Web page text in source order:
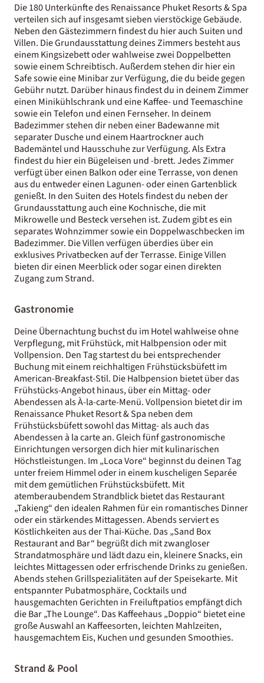
Die 180 Unterkünfte des Renaissance Phuket Resorts & Spa
verteilen sich auf insgesamt sieben vierstöckige Gebäude.
Neben den Gästezimmern findest du hier auch Suiten und
Villen. Die Grundausstattung deines Zimmers besteht aus
einem Kingsizebett oder wahlweise zwei Doppelbetten
sowie einem Schreibtisch. Außerdem stehen dir hier ein
Safe sowie eine Minibar zur Verfügung, die du beide gegen
Gebühr nutzt. Darüber hinaus findest du in deinem Zimmer
einen Minikühlschrank und eine Kaffee- und Teemaschine
sowie ein Telefon und einen Fernseher. In deinem
Badezimmer stehen dir neben einer Badewanne mit
separater Dusche und einem Haartrockner auch
Bademäntel und Hausschuhe zur Verfügung. Als Extra
findest du hier ein Bügeleisen und -brett. Jedes Zimmer
verfügt über einen Balkon oder eine Terrasse, von denen
aus du entweder einen Lagunen- oder einen Gartenblick
genießt. In den Suiten des Hotels findest du neben der
Grundausstattung auch eine Kochnische, die mit
Mikrowelle und Besteck versehen ist. Zudem gibt es ein
separates Wohnzimmer sowie ein Doppelwaschbecken im
Badezimmer. Die Villen verfügen überdies über ein
exklusives Privatbecken auf der Terrasse. Einige Villen
bieten dir einen Meerblick oder sogar einen direkten
Zugang zum Strand.
Gastronomie
Deine Übernachtung buchst du im Hotel wahlweise ohne
Verpflegung, mit Frühstück, mit Halbpension oder mit
Vollpension. Den Tag startest du bei entsprechender
Buchung mit einem reichhaltigen Frühstücksbüfett im
American-Breakfast-Stil. Die Halbpension bietet über das
Frühstücks-Angebot hinaus, über ein Mittag- oder
Abendessen als À-la-carte-Menü. Vollpension bietet dir im
Renaissance Phuket Resort & Spa neben dem
Frühstücksbüfett sowohl das Mittag- als auch das
Abendessen à la carte an. Gleich fünf gastronomische
Einrichtungen versorgen dich hier mit kulinarischen
Höchstleistungen. Im „Loca Vore“ beginnst du deinen Tag
unter freiem Himmel oder in einem kuscheligen Separée
mit dem gemütlichen Frühstücksbüfett. Mit
atemberaubendem Strandblick bietet das Restaurant
„Takieng“ den idealen Rahmen für ein romantisches Dinner
oder ein stärkendes Mittagessen. Abends serviert es
Köstlichkeiten aus der Thai-Küche. Das „Sand Box
Restaurant and Bar“ begrüßt dich mit zwangloser
Strandatmosphäre und lädt dazu ein, kleinere Snacks, ein
leichtes Mittagessen oder erfrischende Drinks zu genießen.
Abends stehen Grillspezialitäten auf der Speisekarte. Mit
entspannter Pubatmosphäre, Cocktails und
hausgemachten Gerichten in Freiluftpatios empfängt dich
die Bar „The Lounge“. Das Kaffeehaus „Doppio“ bietet eine
große Auswahl an Kaffeesorten, leichten Mahlzeiten,
hausgemachtem Eis, Kuchen und gesunden Smoothies.
Strand & Pool